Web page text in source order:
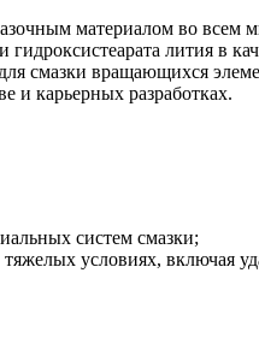
материалом во
лития в
смазки вращающихся
и карьерных разработках.
систем смазки;
условиях, включая